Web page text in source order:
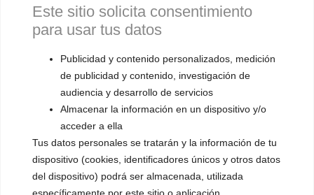
Este sitio solicita consentimiento
para usar tus datos
Publicidad y contenido personalizados, medición
de publicidad y contenido, investigación de
audiencia y desarrollo de servicios
Almacenar la información en un dispositivo y/o
acceder a ella
Tus datos personales se tratarán y la información de tu
dispositivo (cookies, identificadores únicos y otros datos
del dispositivo) podrá ser almacenada, utilizada